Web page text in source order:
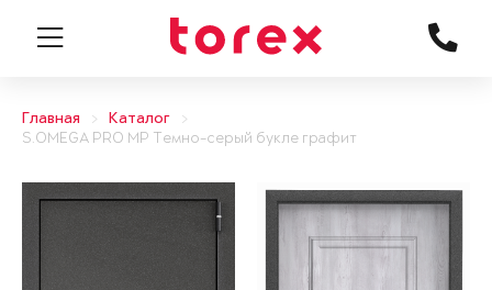
Главная
Каталог
S.OMEGA PRO MP Темно-серый букле графит